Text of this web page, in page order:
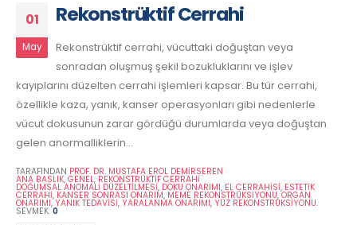
01
May
Rekonstrüktif Cerrahi
Rekonstrüktif cerrahi, vücuttaki doğuştan veya
sonradan oluşmuş şekil bozukluklarını ve işlev
kayıplarını düzelten cerrahi işlemleri kapsar. Bu tür cerrahi,
özellikle kaza, yanık, kanser operasyonları gibi nedenlerle
vücut dokusunun zarar gördüğü durumlarda veya doğuştan
gelen anormalliklerin...
TARAFINDAN PROF. DR. MUSTAFA EROL DEMİRSEREN
ANA BASLIK, GENEL, REKONSTRÜKTIF CERRAHI
DOĞUMSAL ANOMALI DÜZELTILMESI, DOKU ONARIMI, EL CERRAHISI, ESTETIK
CERRAHI, KANSER SONRASI ONARIM, MEME REKONSTRÜKSIYONU,ORGAN
ONARIMI,YANIK TEDAVISI, YARALANMA ONARIMI, YÜZ REKONSTRÜKSIYONU.
SEVMEK:0